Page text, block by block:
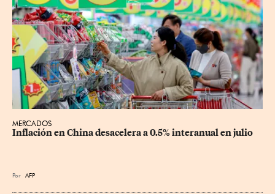
MERCADOS
Inflación en China desacelera a 0.5% interanual en julio
Por AFP